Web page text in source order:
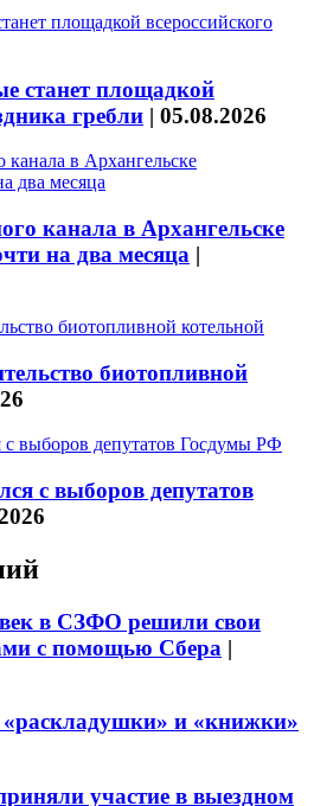
станет площадкой
гребли | 05.08.2026
канала в Архангельске
на два месяца |
биотопливной
с выборов депутатов
в СЗФО решили свои
с помощью Сбера |
и «книжки»
участие в выездном